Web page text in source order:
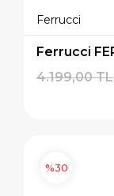
Ferrucci
4.199,00 TL
%30